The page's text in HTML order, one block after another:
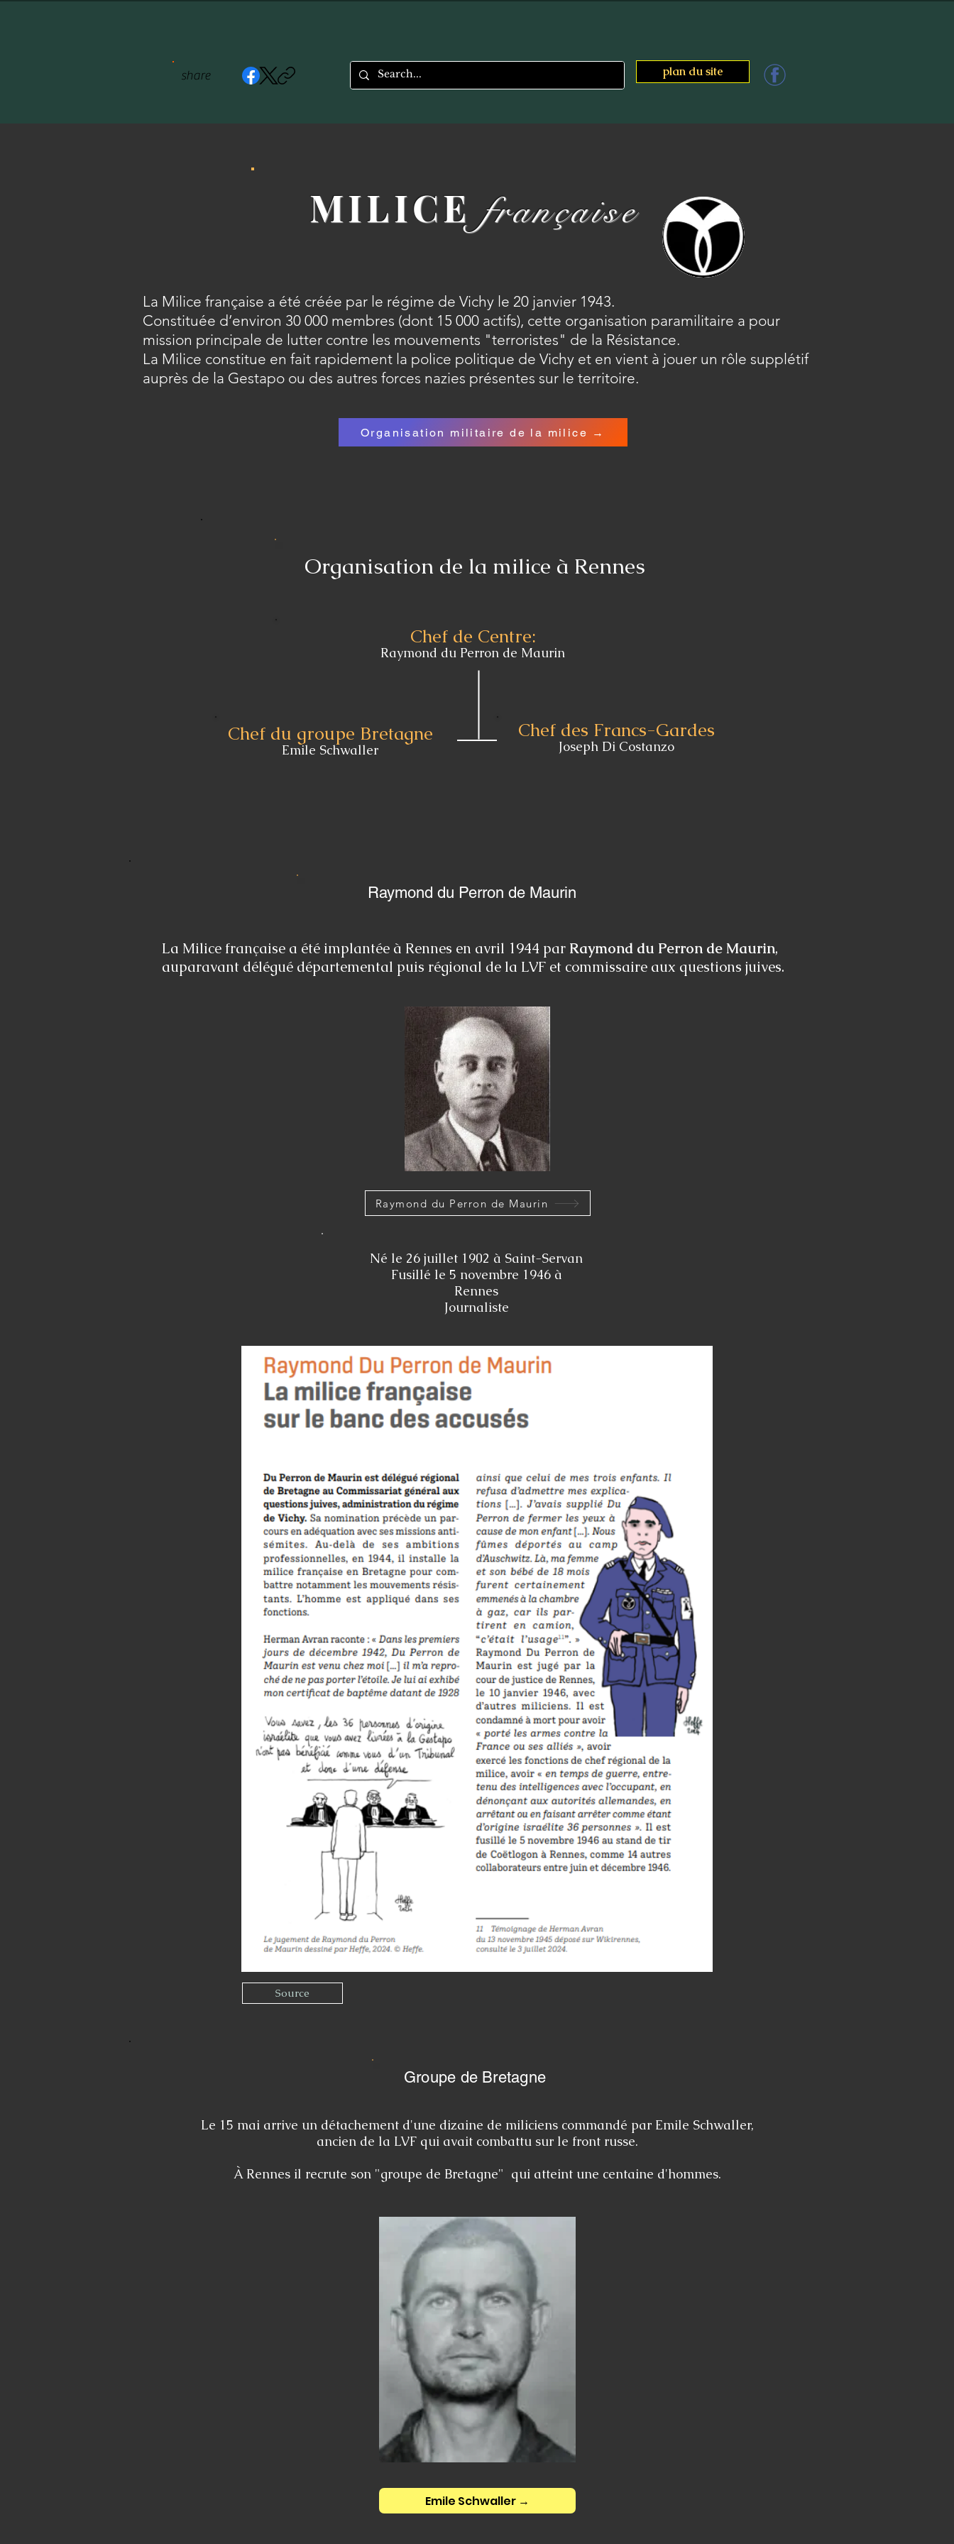
share plan du site
MILICEfrançaise
La Milice française a été créée par le régime de Vichy le 20 janvier 1943.
Constituée d’environ 30 000 membres (dont 15 000 actifs), cette organisation paramilitaire a pour
mission principale de lutter contre les mouvements "terroristes" de la Résistance.
La Milice constitue en fait rapidement la police politique de Vichy et en vient à jouer un rôle supplétif
auprès de la Gestapo ou des autres forces nazies présentes sur le territoire.
Organisation militaire de la milice →
Organisation de la milice à Rennes
Chef de Centre:
Raymond du Perron de Maurin
Chef du groupe Bretagne
Emile Schwaller
Chef des Francs-Gardes
Joseph Di Costanzo
Raymond du Perron de Maurin
La Milice française a été implantée à Rennes en avril 1944 par Raymond du Perron de Maurin,
auparavant délégué départemental puis régional de la LVF et commissaire aux questions juives.
Raymond du Perron de Maurin
Né le 26 juillet 1902 à Saint-Servan
Fusillé le 5 novembre 1946 à
Rennes
Journaliste
Source
Groupe de Bretagne
Le 15 mai arrive un détachement d'une dizaine de miliciens commandé par Emile Schwaller,
ancien de la LVF qui avait combattu sur le front russe.
À Rennes il recrute son "groupe de Bretagne" qui atteint une centaine d'hommes.
Emile Schwaller →